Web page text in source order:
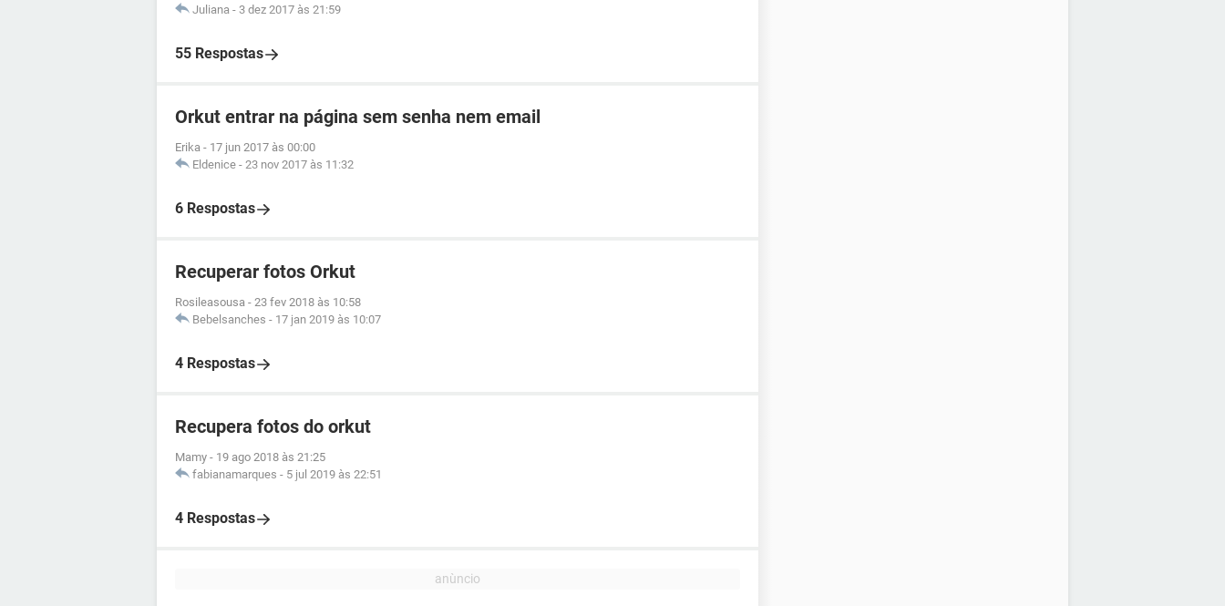
Juliana - 3 dez 2017 às 21:59
55 Respostas
Orkut entrar na página sem senha nem email
Erika - 17 jun 2017 às 00:00
Eldenice - 23 nov 2017 às 11:32
6 Respostas
Recuperar fotos Orkut
Rosileasousa - 23 fev 2018 às 10:58
Bebelsanches - 17 jan 2019 às 10:07
4 Respostas
Recupera fotos do orkut
Mamy - 19 ago 2018 às 21:25
fabianamarques - 5 jul 2019 às 22:51
4 Respostas